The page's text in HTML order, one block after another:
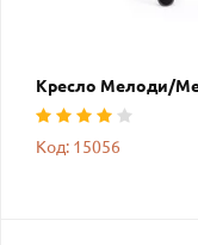
Кресло Мелоди/
Код: 15056